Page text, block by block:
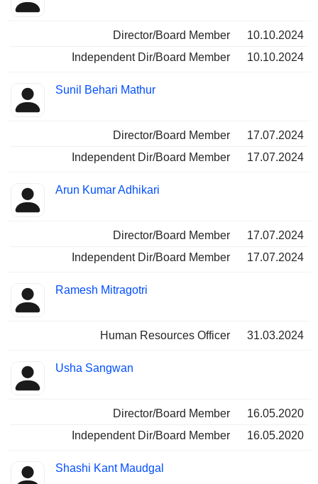
Director/Board Member
10.10.2024
Independent Dir/Board Member
10.10.2024
Sunil Behari Mathur
Director/Board Member
17.07.2024
Independent Dir/Board Member
17.07.2024
Arun Kumar Adhikari
Director/Board Member
17.07.2024
Independent Dir/Board Member
17.07.2024
Ramesh Mitragotri
Human Resources Officer 31.03.2024
Usha Sangwan
Director/Board Member
16.05.2020
Independent Dir/Board Member
16.05.2020
Shashi Kant Maudgal